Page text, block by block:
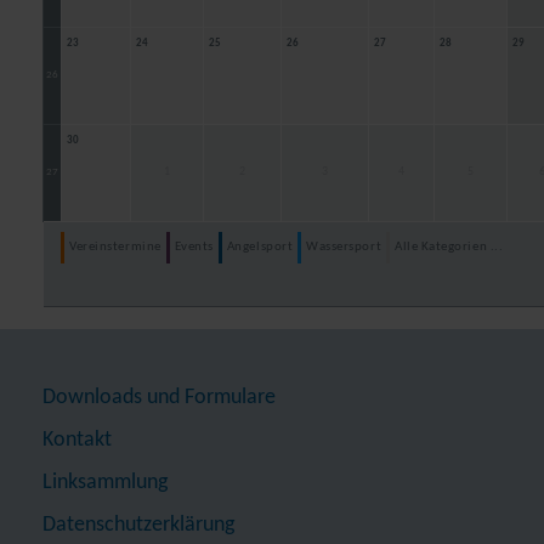
26
23 24 25 26 27 28 29
27
30
Vereinstermine Events Angelsport Wassersport Alle Kategorien ...
Downloads und Formulare
Kontakt
Linksammlung
Datenschutzerklärung